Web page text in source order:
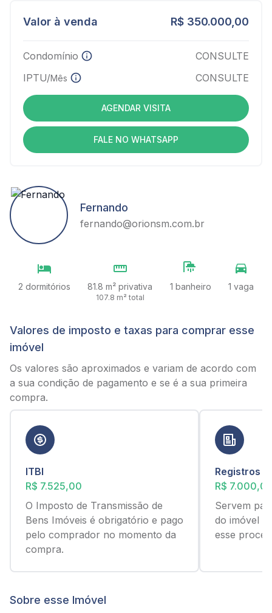
Valor à venda R$ 350.000,00
Condomínio
CONSULTE
IPTU/Mês CONSULTE
AGENDAR VISITA
FALE NO WHATSAPP
Fernando
fernando@orionsm.com.br
2 dormitórios 81.8 m² privativa
107.8 m² total
1 banheiro 1 vaga
Valores de imposto e taxas para comprar esse
imóvel
Os valores são aproximados e variam de acordo com
a sua condição de pagamento e se é a sua primeira
compra.
ITBI
R$ 7.525,00
O Imposto de Transmissão de
Bens Imóveis é obrigatório e pago
pelo comprador no momento da
compra.
Registros
R$
Servem
do imóvel
esse
Sobre esse Imóvel